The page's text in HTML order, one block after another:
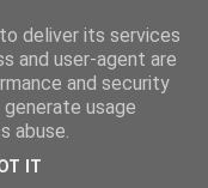
deliver its services
and user-agent are
and security
usage
abuse.
IT